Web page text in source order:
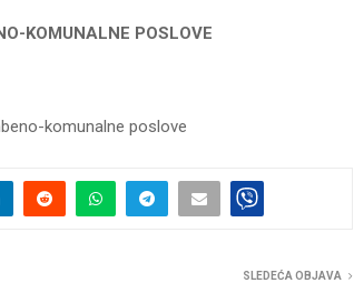
KOMUNALNE POSLOVE
komunalne poslove
SLEDEĆA OBJAVA